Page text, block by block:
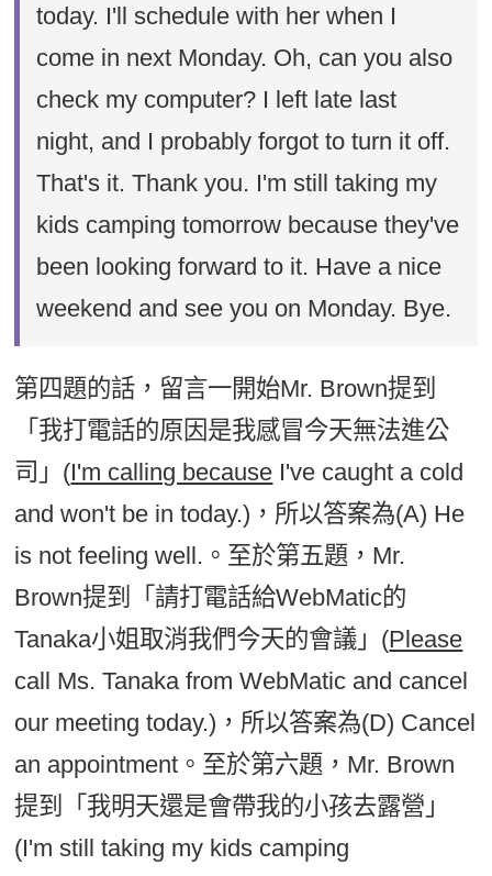
today. I'll schedule with her when I
come in next Monday. Oh, can you also
check my computer? I left late last
night, and I probably forgot to turn it off.
That's it. Thank you. I'm still taking my
kids camping tomorrow because they've
been looking forward to it. Have a nice
weekend and see you on Monday. Bye.
第四題的話，留言一開始Mr. Brown提到
「我打電話的原因是我感冒今天無法進公
司」(I'm calling because I've caught a cold
and won't be in today.)，所以答案為(A) He
is not feeling well.。至於第五題，Mr.
Brown提到「請打電話給WebMatic的
Tanaka小姐取消我們今天的會議」(Please
call Ms. Tanaka from WebMatic and cancel
our meeting today.)，所以答案為(D) Cancel
an appointment。至於第六題，Mr. Brown
提到「我明天還是會帶我的小孩去露營」
(I'm still taking my kids camping